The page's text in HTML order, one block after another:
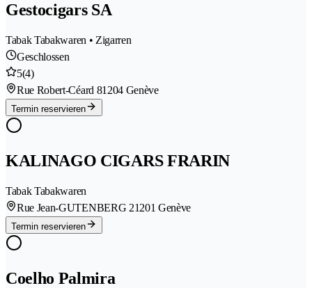
Gestocigars SA
Tabak Tabakwaren • Zigarren
Geschlossen
5(4)
Rue Robert-Céard 81204 Genève
Termin reservieren
KALINAGO CIGARS FRARIN
Tabak Tabakwaren
Rue Jean-GUTENBERG 21201 Genève
Termin reservieren
Coelho Palmira